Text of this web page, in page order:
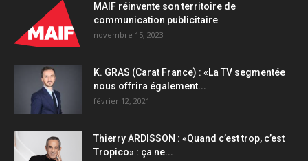
MAIF réinvente son territoire de
communication publicitaire
novembre 15, 2023
K. GRAS (Carat France) : «La TV segmentée
nous offrira également...
février 12, 2021
Thierry ARDISSON : «Quand c’est trop, c’est
Tropico» : ça ne...